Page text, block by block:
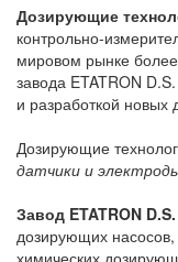
Дозирующие
контрольно-
мировом рынке
завода ETATRON
и разработкой новых
Дозирующие
датчики и
Завод ETATRON D.S.
дозирующих
химических